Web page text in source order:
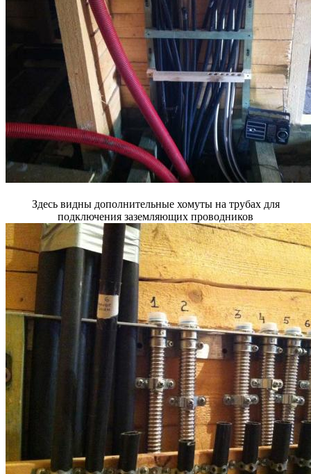
Здесь видны дополнительные хомуты на трубах для
подключения заземляющих проводников